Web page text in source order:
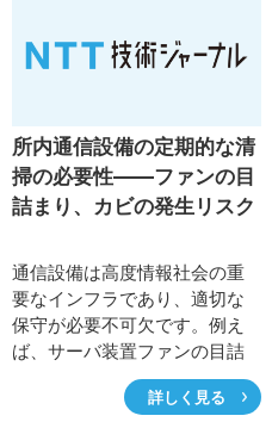
に発生する電界を確認し、必
の実態と影響確認方法につい
て述べるとともに、NTT東日
本技術協力センタで開発し
た、静電誘導の影響を机上で
予測計算アプリケーション」
について紹介します。
所内通信設備の定期的な清
掃の必要性――ファンの目
詰まり、カビの発生リスク
通信設備は高度情報社会の重
要なインフラであり、適切な
保守が必要不可欠です。例え
ば、サーバ装置ファンの目詰
まりによる温度上昇や通信機
器室でのケーブル外被のカビ
詳しく見る